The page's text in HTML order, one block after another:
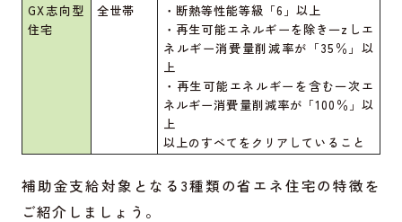
GX志向型
住宅
全世帯
・断熱等性能等級「6」以上
・再生可能エネルギーを除き一zしエ
ネルギー消費量削減率が「35％」以
上
・再生可能エネルギーを含む一次エ
ネルギー消費量削減率が「100％」以
上
以上のすべてをクリアしていること
補助金支給対象となる3種類の省エネ住宅の特徴を
ご紹介しましょう。